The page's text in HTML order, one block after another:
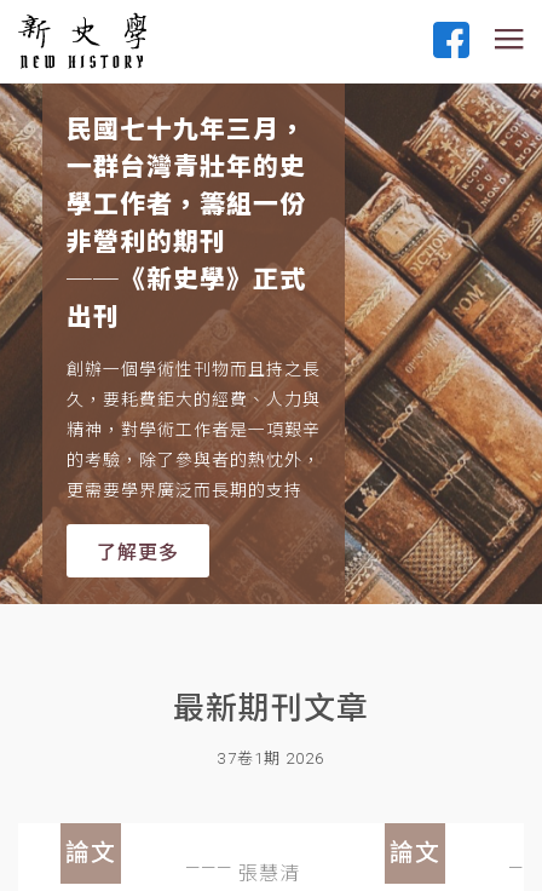
民國七十九年三月，
一群台灣青壯年的史
學工作者，籌組一份
非營利的期刊
──《新史學》正式
出刊
創辦一個學術性刊物而且持之長
久，要耗費鉅大的經費、人力與
精神，對學術工作者是一項艱辛
的考驗，除了參與者的熱忱外，
更需要學界廣泛而長期的支持
了解更多
最新期刊文章
37卷1期 2026
論文
張慧清
論文